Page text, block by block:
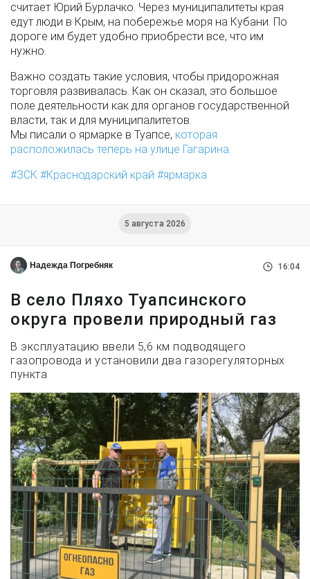
считает Юрий Бурлачко. Через муниципалитеты края
едут люди в Крым, на побережье моря на Кубани. По
дороге им будет удобно приобрести все, что им
нужно.
Важно создать такие условия, чтобы придорожная
торговля развивалась. Как он сказал, это большое
поле деятельности как для органов государственной
власти, так и для муниципалитетов.
Мы писали о ярмарке в Туапсе, которая
расположилась теперь на улице Гагарина.
ЗСК
Краснодарский край ярмарка
5 августа 2026
Надежда Погребняк 16:04
В село Пляхо Туапсинского
округа провели природный газ
В эксплуатацию ввели 5,6 км подводящего
газопровода и установили два газорегуляторных
пункта